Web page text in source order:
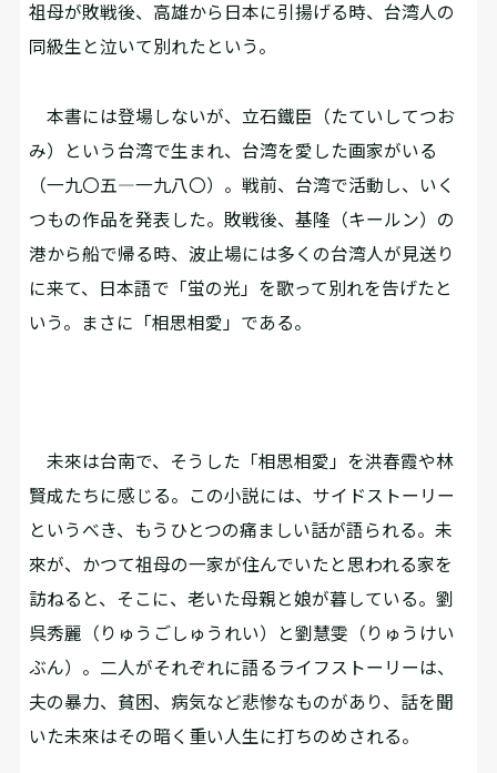
祖母が敗戦後、高雄から日本に引揚げる時、台湾人の
同級生と泣いて別れたという。
本書には登場しないが、立石鐵臣（たていしてつお
み）という台湾で生まれ、台湾を愛した画家がいる
（一九〇五―一九八〇）。戦前、台湾で活動し、いく
つもの作品を発表した。敗戦後、基隆（キールン）の
港から船で帰る時、波止場には多くの台湾人が見送り
に来て、日本語で「蛍の光」を歌って別れを告げたと
いう。まさに「相思相愛」である。
未來は台南で、そうした「相思相愛」を洪春霞や林
賢成たちに感じる。この小説には、サイドストーリー
というべき、もうひとつの痛ましい話が語られる。未
來が、かつて祖母の一家が住んでいたと思われる家を
訪ねると、そこに、老いた母親と娘が暮している。劉
呉秀麗（りゅうごしゅうれい）と劉慧雯（りゅうけい
ぶん）。二人がそれぞれに語るライフストーリーは、
夫の暴力、貧困、病気など悲惨なものがあり、話を聞
いた未來はその暗く重い人生に打ちのめされる。